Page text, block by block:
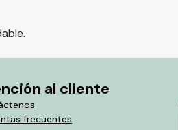
al cliente
frecuentes